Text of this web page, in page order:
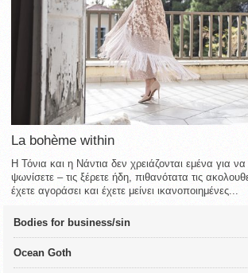
La bohème within
Η Τόνια και η Νάντια δεν χρειάζονται εμένα για
ψωνίσετε – τις ξέρετε ήδη, πιθανότατα τις
έχετε αγοράσει και έχετε μείνει ικανοποιημένες...
Bodies for business/sin
Ocean Goth